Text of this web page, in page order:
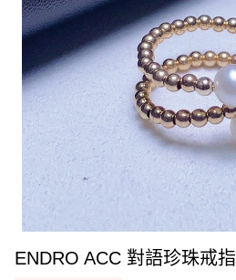
ENDRO ACC 對語珍珠戒指